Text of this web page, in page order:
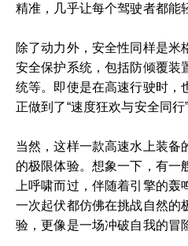
精准，几乎让每个驾驶者都能
除了动力外，安全性同样是米
安全保护系统，包括防倾覆装
统等。即使是在高速行驶时，
正做到了“速度狂欢与安全同行”
当然，这样一款高速水上装备
的极限体验。想象一下，有一
上呼啸而过，伴随着引擎的
一次起伏都仿佛在挑战自然的
验，更像是一场冲破自我的冒